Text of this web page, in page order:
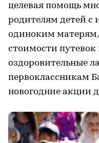
целевая помощь
родителям детей с
одиноким
стоимости путевок
оздоровительные
первоклассникам
новогодние акции